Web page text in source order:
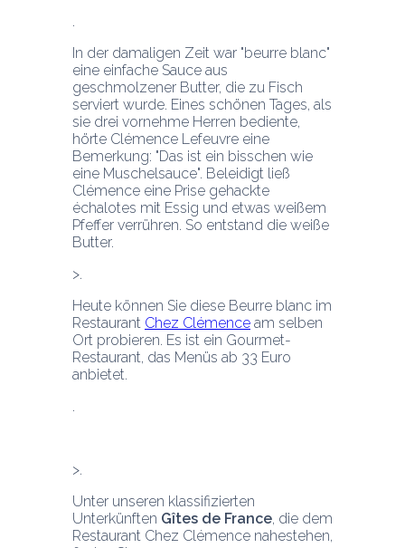
In der damaligen Zeit war "beurre blanc"
eine einfache Sauce aus
geschmolzener Butter, die zu Fisch
serviert wurde. Eines schönen Tages, als
sie drei vornehme Herren bediente,
hörte Clémence Lefeuvre eine
Bemerkung: "Das ist ein bisschen wie
eine Muschelsauce". Beleidigt ließ
Clémence eine Prise gehackte
échalotes mit Essig und etwas weißem
Pfeffer verrühren. So entstand die weiße
Butter.
Heute können Sie diese Beurre blanc im
Restaurant Chez Clémence am selben
Ort probieren. Es ist ein Gourmet-
Restaurant, das Menüs ab 33 Euro
anbietet.
Unter unseren klassifizierten
Unterkünften Gîtes de France, die dem
Restaurant Chez Clémence nahestehen,